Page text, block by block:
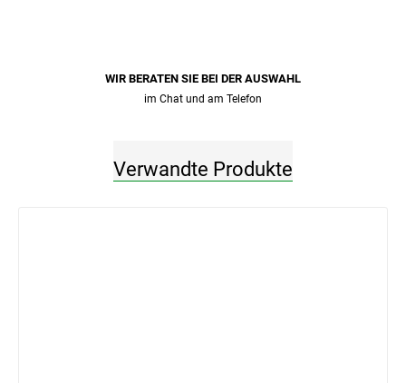
WIR BERATEN SIE BEI ​​DER AUSWAHL
im Chat und am Telefon
Verwandte Produkte